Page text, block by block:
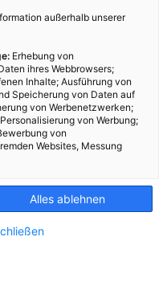
außerhalb unserer
Erhebung von
ihres Webbrowsers;
Inhalte; Ausführung von
Speicherung von Daten auf
von Werbenetzwerken;
von Werbung;
von
Websites, Messung
Alles ablehnen